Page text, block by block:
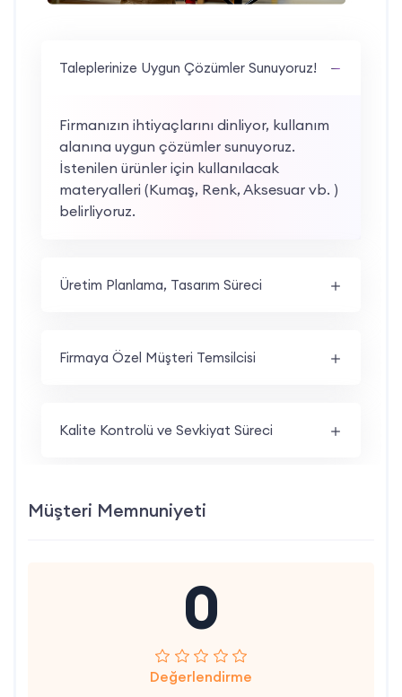
Taleplerinize Uygun Çözümler Sunuyoruz!
Firmanızın ihtiyaçlarını dinliyor, kullanım
alanına uygun çözümler sunuyoruz.
İstenilen ürünler için kullanılacak
materyalleri (Kumaş, Renk, Aksesuar vb. )
belirliyoruz.
Üretim Planlama, Tasarım Süreci
Firmaya Özel Müşteri Temsilcisi
Kalite Kontrolü ve Sevkiyat Süreci
Müşteri Memnuniyeti
0
Değerlendirme